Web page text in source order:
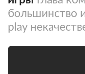
большинство
play